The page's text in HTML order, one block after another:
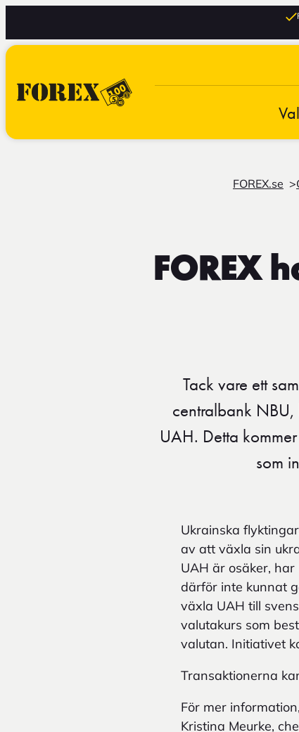
FOREX.se
FOREX
Tack vare ett
centralbank
UAH. Detta
som
Ukrainska
av att växla sin
UAH är osäker,
därför inte kunnat
växla UAH till
valutakurs som
valutan. Initiativet
Transaktionerna
För mer
Kristina Meurke,